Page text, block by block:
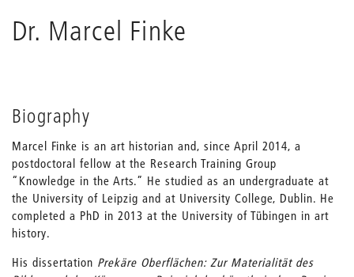
der
Dr. Marcel Finke
Biography
Marcel Finke is an art historian and, since April 2014, a
postdoctoral fellow at the Research Training Group
“Knowledge in the Arts.” He studied as an undergraduate at
the University of Leipzig and at University College, Dublin. He
completed a PhD in 2013 at the University of Tübingen in art
history.
His dissertation Prekäre Oberflächen: Zur Materialität des